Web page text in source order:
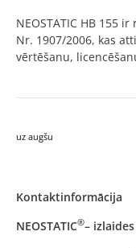
NEOSTATIC HB 155
Nr. 1907/2006, kas
vērtēšanu,
uz augšu
Kontaktinformācija
NEOSTATIC®–